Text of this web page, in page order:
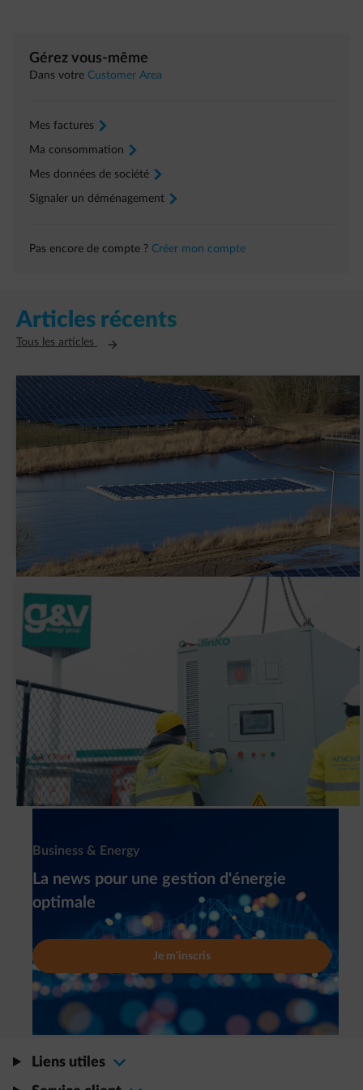
Gérez vous-même
Dans votre Customer Area
Mes factures arrow-right
Ma consommation arrow-right
Mes données de société arrow-right
Signaler un déménagement arrow-right
Pas encore de compte ? Créer mon compte
Articles récents
Tous les articles Ouvre un nouvel onglet
AVK Plastics signe un contrat PPA avec
Pourquoi G&V a-t-elle installé un système
de batteries intelligent (BESS) ?
Newsletter
Business & Energy
La news pour une gestion d'énergie
optimale
Je m'inscris
Liens utiles